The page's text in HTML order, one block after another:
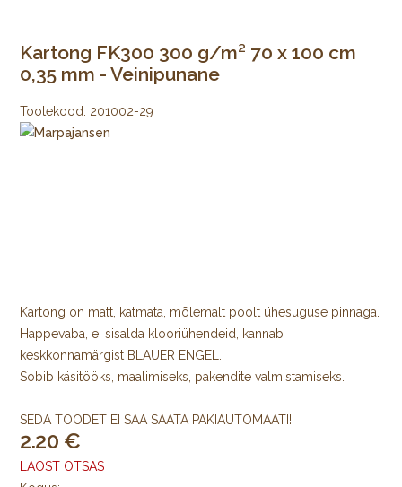
Kartong FK300 300 g/m² 70 x 100 cm
0,35 mm - Veinipunane
Tootekood: 201002-29
Kartong on matt, katmata, mõlemalt poolt ühesuguse pinnaga.
Happevaba, ei sisalda klooriühendeid, kannab
keskkonnamärgist BLAUER ENGEL.
Sobib käsitööks, maalimiseks, pakendite valmistamiseks.
SEDA TOODET EI SAA SAATA PAKIAUTOMAATI!
2.20
LAOST OTSAS